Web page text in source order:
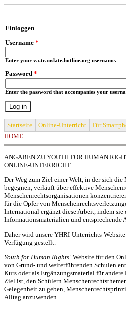
Einloggen
Username *
Enter your va.translate.hotline.org username.
Password *
Enter the password that accompanies your
Startseite Online-Unterricht Für
YOU ARE HERE
HOME
ANGABEN ZU YOUTH FOR HUMAN
ONLINE-UNTERRICHT
Der Weg zum Ziel einer Welt, in der sich
begegnen, verläuft über effektive
Menschenrechtsorganisationen
für die Opfer von
International ergänzt diese Arbeit, indem
Informationsmaterialien und entsprechende
Daher wird unsere YHRI-Unterrichts-
Verfügung gestellt.
Youth for Human Rights’ Website für den
von Grund- und weiterführenden Schulen
Kurs oder als Ergänzungsmaterial für
Ziel ist, den Schülern
Gelegenheit zu geben,
Alltag anzuwenden.